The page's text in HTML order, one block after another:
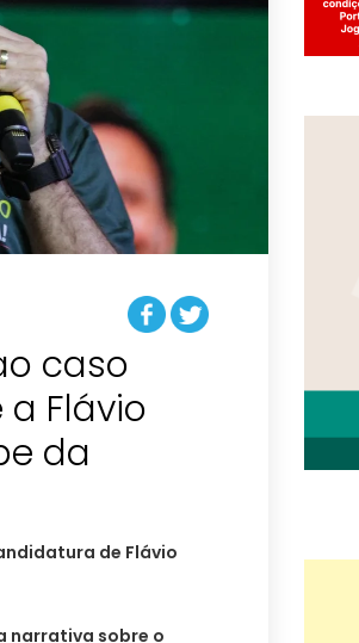
caso
Flávio
da
de Flávio
narrativa sobre o